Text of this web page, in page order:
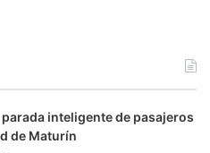
parada inteligente de pasajeros
de Maturín